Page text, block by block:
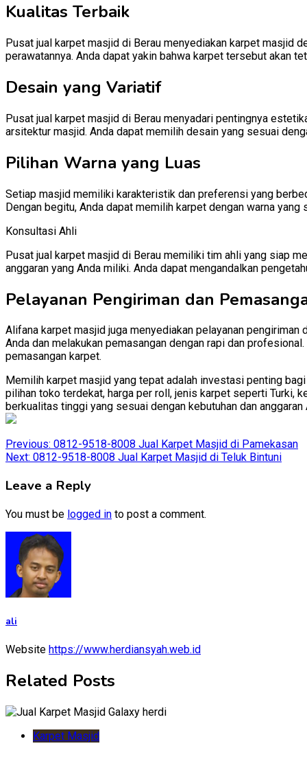
Kualitas Terbaik
Pusat jual karpet masjid di Berau menyediakan karpet masjid
perawatannya. Anda dapat yakin bahwa karpet tersebut akan
Desain yang Variatif
Pusat jual karpet masjid di Berau menyadari pentingnya
arsitektur masjid. Anda dapat memilih desain yang sesuai
Pilihan Warna yang Luas
Setiap masjid memiliki karakteristik dan preferensi yang
Dengan begitu, Anda dapat memilih karpet dengan warna
Konsultasi Ahli
Pusat jual karpet masjid di Berau memiliki tim ahli yang siap
anggaran yang Anda miliki. Anda dapat mengandalkan
Pelayanan Pengiriman dan
Alifana karpet masjid juga menyediakan pelayanan pengiriman
Anda dan melakukan pemasangan dengan rapi dan
pemasangan karpet.
Memilih karpet masjid yang tepat adalah investasi penting
pilihan toko terdekat, harga per roll, jenis karpet seperti Turki,
berkualitas tinggi yang sesuai dengan kebutuhan dan
Post
Previous: 0812-9518-8008 Jual Karpet Masjid di Pamekasan
Next: 0812-9518-8008 Jual Karpet Masjid di Teluk Bintuni
Leave a Reply
You must be logged in to post a comment.
ali
Website https://www.herdiansyah.web.id
Related Posts
Karpet Masjid